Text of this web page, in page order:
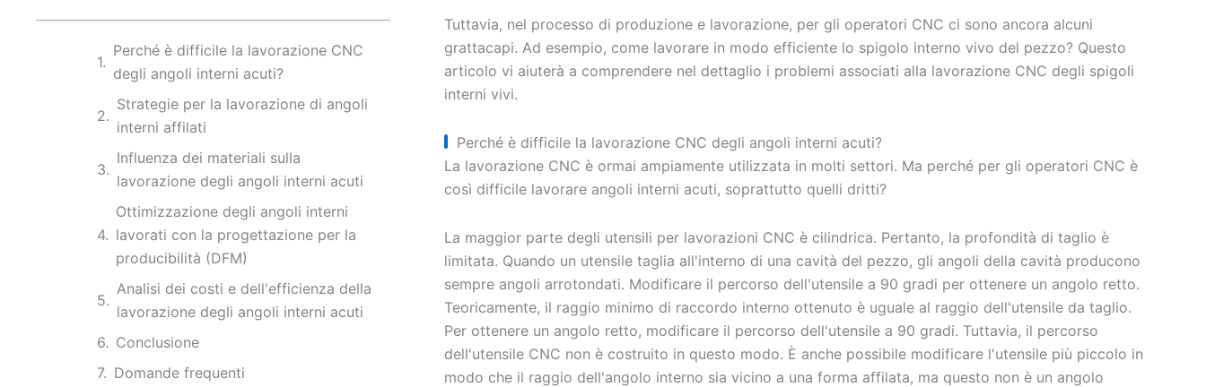
Perché è difficile la lavorazione CNC
degli angoli interni acuti?
Strategie per la lavorazione di angoli
interni affilati
Influenza dei materiali sulla
lavorazione degli angoli interni acuti
Ottimizzazione degli angoli interni
lavorati con la progettazione per la
producibilità (DFM)
Analisi dei costi e dell'efficienza della
lavorazione degli angoli interni acuti
Conclusione
Domande frequenti
Tuttavia, nel processo di produzione e lavorazione, per gli operatori CNC ci sono ancora alcuni
grattacapi. Ad esempio, come lavorare in modo efficiente lo spigolo interno vivo del pezzo? Questo
articolo vi aiuterà a comprendere nel dettaglio i problemi associati alla lavorazione CNC degli spigoli
interni vivi.
Perché è difficile la lavorazione CNC degli angoli interni acuti?
La lavorazione CNC è ormai ampiamente utilizzata in molti settori. Ma perché per gli operatori CNC è
così difficile lavorare angoli interni acuti, soprattutto quelli dritti?
La maggior parte degli utensili per lavorazioni CNC è cilindrica. Pertanto, la profondità di taglio è
limitata. Quando un utensile taglia all'interno di una cavità del pezzo, gli angoli della cavità producono
sempre angoli arrotondati. Modificare il percorso dell'utensile a 90 gradi per ottenere un angolo retto.
Teoricamente, il raggio minimo di raccordo interno ottenuto è uguale al raggio dell'utensile da taglio.
Per ottenere un angolo retto, modificare il percorso dell'utensile a 90 gradi. Tuttavia, il percorso
dell'utensile CNC non è costruito in questo modo. È anche possibile modificare l'utensile più piccolo in
modo che il raggio dell'angolo interno sia vicino a una forma affilata, ma questo non è un angolo